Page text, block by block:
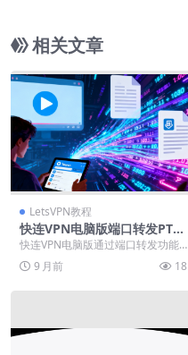
相关文章
LetsVPN教程
快连VPN电脑版端口转发PT下
载
快连VPN电脑版通过端口转发功能
有效解决PT下载中的NAT限制与低I
D连接问题，...
9 月前 18